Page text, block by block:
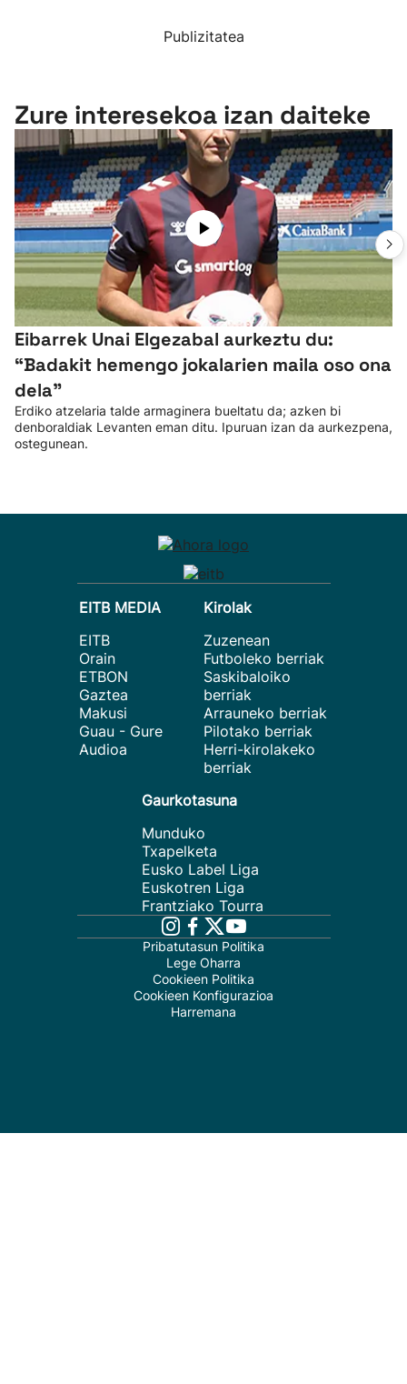
Publizitatea
Zure interesekoa izan daiteke
Eibarrek Unai Elgezabal aurkeztu du:
“Badakit hemengo jokalarien maila oso ona
dela”
Erdiko atzelaria talde armaginera bueltatu da; azken bi
denboraldiak Levanten eman ditu. Ipuruan izan da aurkezpena,
ostegunean.
EITB MEDIA
EITB
Orain
ETBON
Gaztea
Makusi
Guau - Gure
Audioa
Kirolak
Zuzenean
Futboleko berriak
Saskibaloiko
berriak
Arrauneko berriak
Pilotako berriak
Herri-kirolakeko
berriak
Gaurkotasuna
Munduko
Txapelketa
Eusko Label Liga
Euskotren Liga
Frantziako Tourra
Pribatutasun Politika
Lege Oharra
Cookieen Politika
Cookieen Konfigurazioa
Harremana